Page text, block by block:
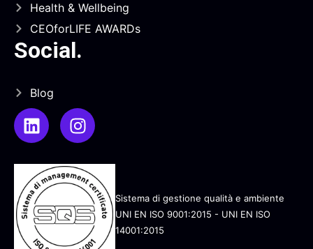
Health & Wellbeing
CEOforLIFE AWARDs
Social.
Blog
Sistema di gestione qualità e ambiente
UNI EN ISO 9001:2015 - UNI EN ISO
14001:2015